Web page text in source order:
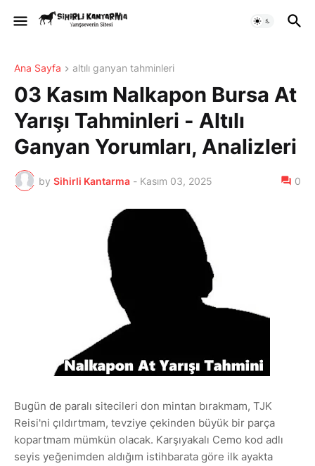
Ana Sayfa altılı ganyan tahminleri
03 Kasım Nalkapon Bursa At
Yarışı Tahminleri - Altılı
Ganyan Yorumları, Analizleri
by Sihirli Kantarma - Kasım 03, 2025 0
Bugün de paralı sitecileri don mintan bırakmam, TJK
Reisi'ni çıldırtmam, tevziye çekinden büyük bir parça
kopartmam mümkün olacak. Karşıyakalı Cemo kod adlı
seyis yeğenimden aldığım istihbarata göre ilk ayakta